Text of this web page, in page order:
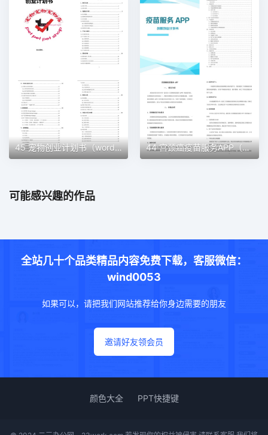
45 宠物创业计划书（word＋ppt配套）创业计划书word模板 44 宫颈癌疫苗服务APP（word＋ppt配套）创业计划书word模板
可能感兴趣的作品
全站几十个品类精品内容免费下载，客服微信：
wind0053
如果可以，请把我们网站推荐给你身边需要的朋友
邀请好友领会员
颜色大全 PPT快捷键